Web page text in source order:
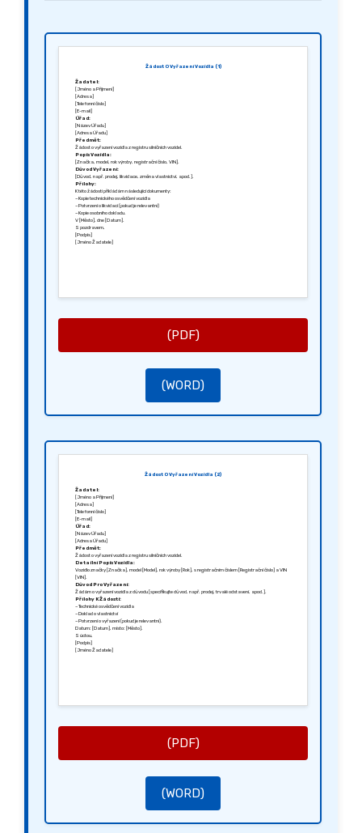
Žádost O Vyřazení Vozidla (1)
Žadatel:
[Jméno a Příjmení]
[Adresa]
[Telefonní číslo]
[E-mail]
Úřad:
[Název Úřadu]
[Adresa Úřadu]
Předmět:
Žádost o vyřazení vozidla z registru silničních vozidel.
Popis Vozidla:
[Značka, model, rok výroby, registrační číslo, VIN].
Důvod Vyřazení:
[Důvod, např. prodej, likvidace, změna vlastnictví, apod.].
Přílohy:
K této žádosti přikládám následující dokumenty:
– Kopie technického osvědčení vozidla
– Potvrzení o likvidaci (pokud je relevantní)
– Kopie osobního dokladu.
V [Město], dne [Datum].
S pozdravem,
[Podpis]
[Jméno Žadatele]
(PDF)
(WORD)
Žádost O Vyřazení Vozidla (2)
Žadatel:
[Jméno a Příjmení]
[Adresa]
[Telefonní číslo]
[E-mail]
Úřad:
[Název Úřadu]
[Adresa Úřadu]
Předmět:
Žádost o vyřazení vozidla z registru silničních vozidel.
Detailní Popis Vozidla:
Vozidlo značky [Značka], model [Model], rok výroby [Rok], s registračním číslem [Registrační číslo] a VIN
[VIN].
Důvod Pro Vyřazení:
Žádám o vyřazení vozidla z důvodu [specifikujte důvod, např. prodej, trvalé odstavení, apod.].
Přílohy K Žádosti:
– Technické osvědčení vozidla
– Doklad o vlastnictví
– Potvrzení o vyřazení (pokud je relevantní).
Datum: [Datum], místo: [Město].
S úctou,
[Podpis]
[Jméno Žadatele]
(PDF)
(WORD)